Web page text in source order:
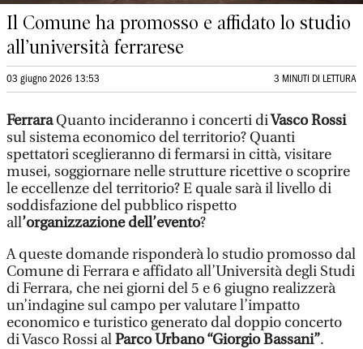
Il Comune ha promosso e affidato lo studio
all’università ferrarese
03 giugno 2026 13:53 3 MINUTI DI LETTURA
FerraraQuanto incideranno i concerti diVasco Rossi
sul sistema economico del territorio? Quanti
spettatori sceglieranno di fermarsi in città, visitare
musei, soggiornare nelle strutture ricettive o scoprire
le eccellenze del territorio? E quale sarà il livello di
soddisfazione del pubblico rispetto
all’organizzazione dell’evento?
A queste domande risponderà lo studio promosso dal
Comune di Ferrara e affidato all’Università degli Studi
di Ferrara, che nei giorni del 5 e 6 giugno realizzerà
un’indagine sul campo per valutare l’impatto
economico e turistico generato dal doppio concerto
di Vasco Rossi alParco Urbano “Giorgio Bassani”.